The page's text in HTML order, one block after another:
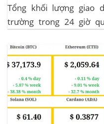
Tổng khối lượng giao
trường trong 24 giờ
chiếm 11.77% tổng
trong 24 giờ. Khối lượng